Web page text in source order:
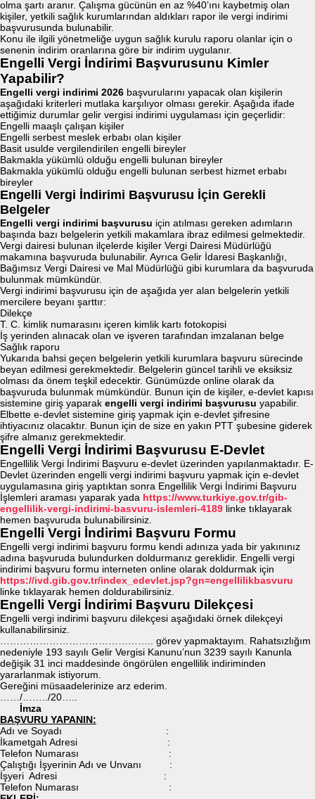
olma şartı aranır. Çalışma gücünün en az %40’ını kaybetmiş olan
kişiler, yetkili sağlık kurumlarından aldıkları rapor ile vergi indirimi
başvurusunda bulunabilir.
Konu ile ilgili yönetmeliğe uygun sağlık kurulu raporu olanlar için o
senenin indirim oranlarına göre bir indirim uygulanır.
Engelli Vergi İndirimi Başvurusunu Kimler
Yapabilir?
Engelli vergi indirimi 2026 başvurularını yapacak olan kişilerin
aşağıdaki kriterleri mutlaka karşılıyor olması gerekir. Aşağıda ifade
ettiğimiz durumlar gelir vergisi indirimi uygulaması için geçerlidir:
Engelli maaşlı çalışan kişiler
Engelli serbest meslek erbabı olan kişiler
Basit usulde vergilendirilen engelli bireyler
Bakmakla yükümlü olduğu engelli bulunan bireyler
Bakmakla yükümlü olduğu engelli bulunan serbest hizmet erbabı
bireyler
Engelli Vergi İndirimi Başvurusu İçin Gerekli
Belgeler
Engelli vergi indirimi başvurusu için atılması gereken adımların
başında bazı belgelerin yetkili makamlara ibraz edilmesi gelmektedir.
Vergi dairesi bulunan ilçelerde kişiler Vergi Dairesi Müdürlüğü
makamına başvuruda bulunabilir. Ayrıca Gelir İdaresi Başkanlığı,
Bağımsız Vergi Dairesi ve Mal Müdürlüğü gibi kurumlara da başvuruda
bulunmak mümkündür.
Vergi indirimi başvurusu için de aşağıda yer alan belgelerin yetkili
mercilere beyanı şarttır:
Dilekçe
T. C. kimlik numarasını içeren kimlik kartı fotokopisi
İş yerinden alınacak olan ve işveren tarafından imzalanan belge
Sağlık raporu
Yukarıda bahsi geçen belgelerin yetkili kurumlara başvuru sürecinde
beyan edilmesi gerekmektedir. Belgelerin güncel tarihli ve eksiksiz
olması da önem teşkil edecektir. Günümüzde online olarak da
başvuruda bulunmak mümkündür. Bunun için de kişiler, e-devlet kapısı
sistemine giriş yaparak engelli vergi indirimi başvurusu yapabilir.
Elbette e-devlet sistemine giriş yapmak için e-devlet şifresine
ihtiyacınız olacaktır. Bunun için de size en yakın PTT şubesine giderek
şifre almanız gerekmektedir.
Engelli Vergi İndirimi Başvurusu E-Devlet
Engellilik Vergi İndirimi Başvuru e-devlet üzerinden yapılanmaktadır. E-
Devlet üzerinden engelli vergi indirimi başvuru yapmak için e-devlet
uygulamasına giriş yaptıktan sonra Engellilik Vergi İndirimi Başvuru
İşlemleri araması yaparak yada https://www.turkiye.gov.tr/gib-
engellilik-vergi-indirimi-basvuru-islemleri-4189 linke tıklayarak
hemen başvuruda bulunabilirsiniz.
Engelli Vergi İndirimi Başvuru Formu
Engelli vergi indirimi başvuru formu kendi adınıza yada bir yakınınız
adına başvuruda bulundurken doldurmanız gereklidir. Engelli vergi
indirimi başvuru formu interneten online olarak doldurmak için
https://ivd.gib.gov.tr/index_edevlet.jsp?gn=engellilikbasvuru
linke tıklayarak hemen doldurabilirsiniz.
Engelli Vergi İndirimi Başvuru Dilekçesi
Engelli vergi indirimi başvuru dilekçesi aşağıdaki örnek dilekçeyi
kullanabilirsiniz.
……………………………………….. görev yapmaktayım. Rahatsızlığım
nedeniyle 193 sayılı Gelir Vergisi Kanunu’nun 3239 sayılı Kanunla
değişik 31 inci maddesinde öngörülen engellilik indiriminden
yararlanmak istiyorum.
Gereğini müsaadelerinize arz ederim.
……/……../20…..
İmza
BAŞVURU YAPANIN:
Adı ve Soyadı :
İkametgah Adresi :
Telefon Numarası :
Çalıştığı İşyerinin Adı ve Unvanı :
İşyeri Adresi :
Telefon Numarası :